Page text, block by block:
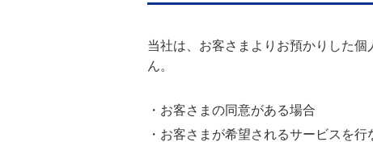
当社は、お客さまよりお預かりした
ん。
・お客さまの同意がある場合
・お客さまが希望されるサービスを